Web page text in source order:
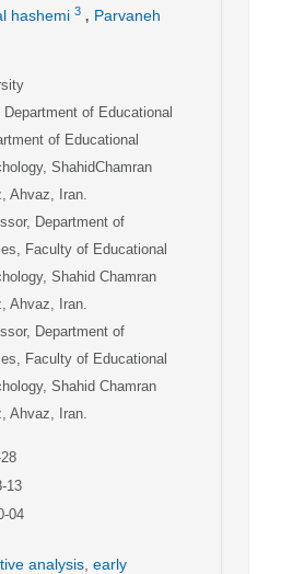
hashemi 3 , Parvaneh
of Educational
of Educational
ShahidChamran
Ahvaz, Iran.
Department of
Faculty of Educational
Shahid Chamran
Ahvaz, Iran.
Department of
Faculty of Educational
Shahid Chamran
Ahvaz, Iran.
13
04
analysis early